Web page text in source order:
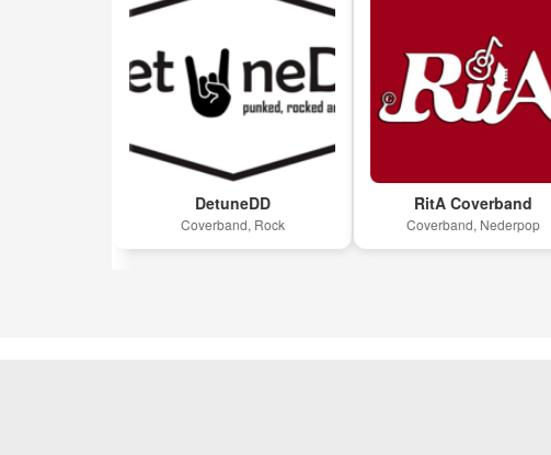
DetuneDD
Coverband, Rock
RitA Coverband
Coverband, Nederpop